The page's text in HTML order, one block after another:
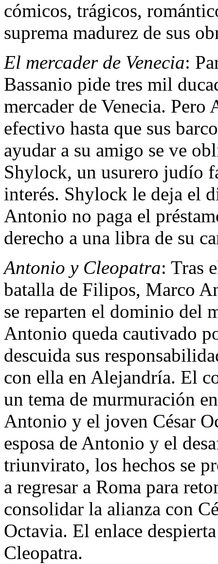
cómicos, trágicos,
suprema madurez de sus
El mercader de Venecia:
Bassanio pide tres mil
mercader de Venecia.
efectivo hasta que sus
ayudar a su amigo se ve
Shylock, un usurero judío
interés. Shylock le deja el
Antonio no paga el
derecho a una libra de su
Antonio y Cleopatra: Tras
batalla de Filipos, Marco
se reparten el dominio del
Antonio queda cautivado
descuida sus
con ella en Alejandría. El
un tema de murmuración
Antonio y el joven César
esposa de Antonio y el
triunvirato, los hechos se
a regresar a Roma para
consolidar la alianza con
Octavia. El enlace
Cleopatra.